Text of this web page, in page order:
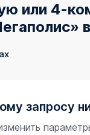
или 4-
запросу